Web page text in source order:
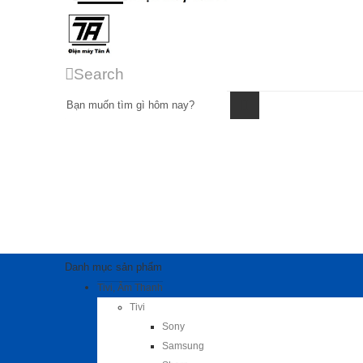
Search
Danh mục sản phẩm
Tivi, Âm Thanh
Tivi
Sony
Samsung